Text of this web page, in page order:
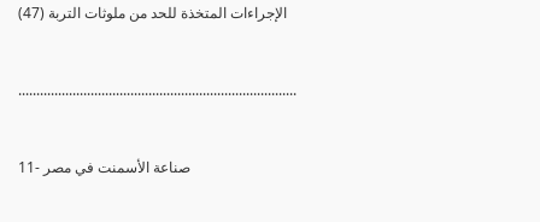
(47) الإجراءات المتخذة للحد من ملوثات التربة
.............................................................................
11- صناعة الأسمنت في مصر